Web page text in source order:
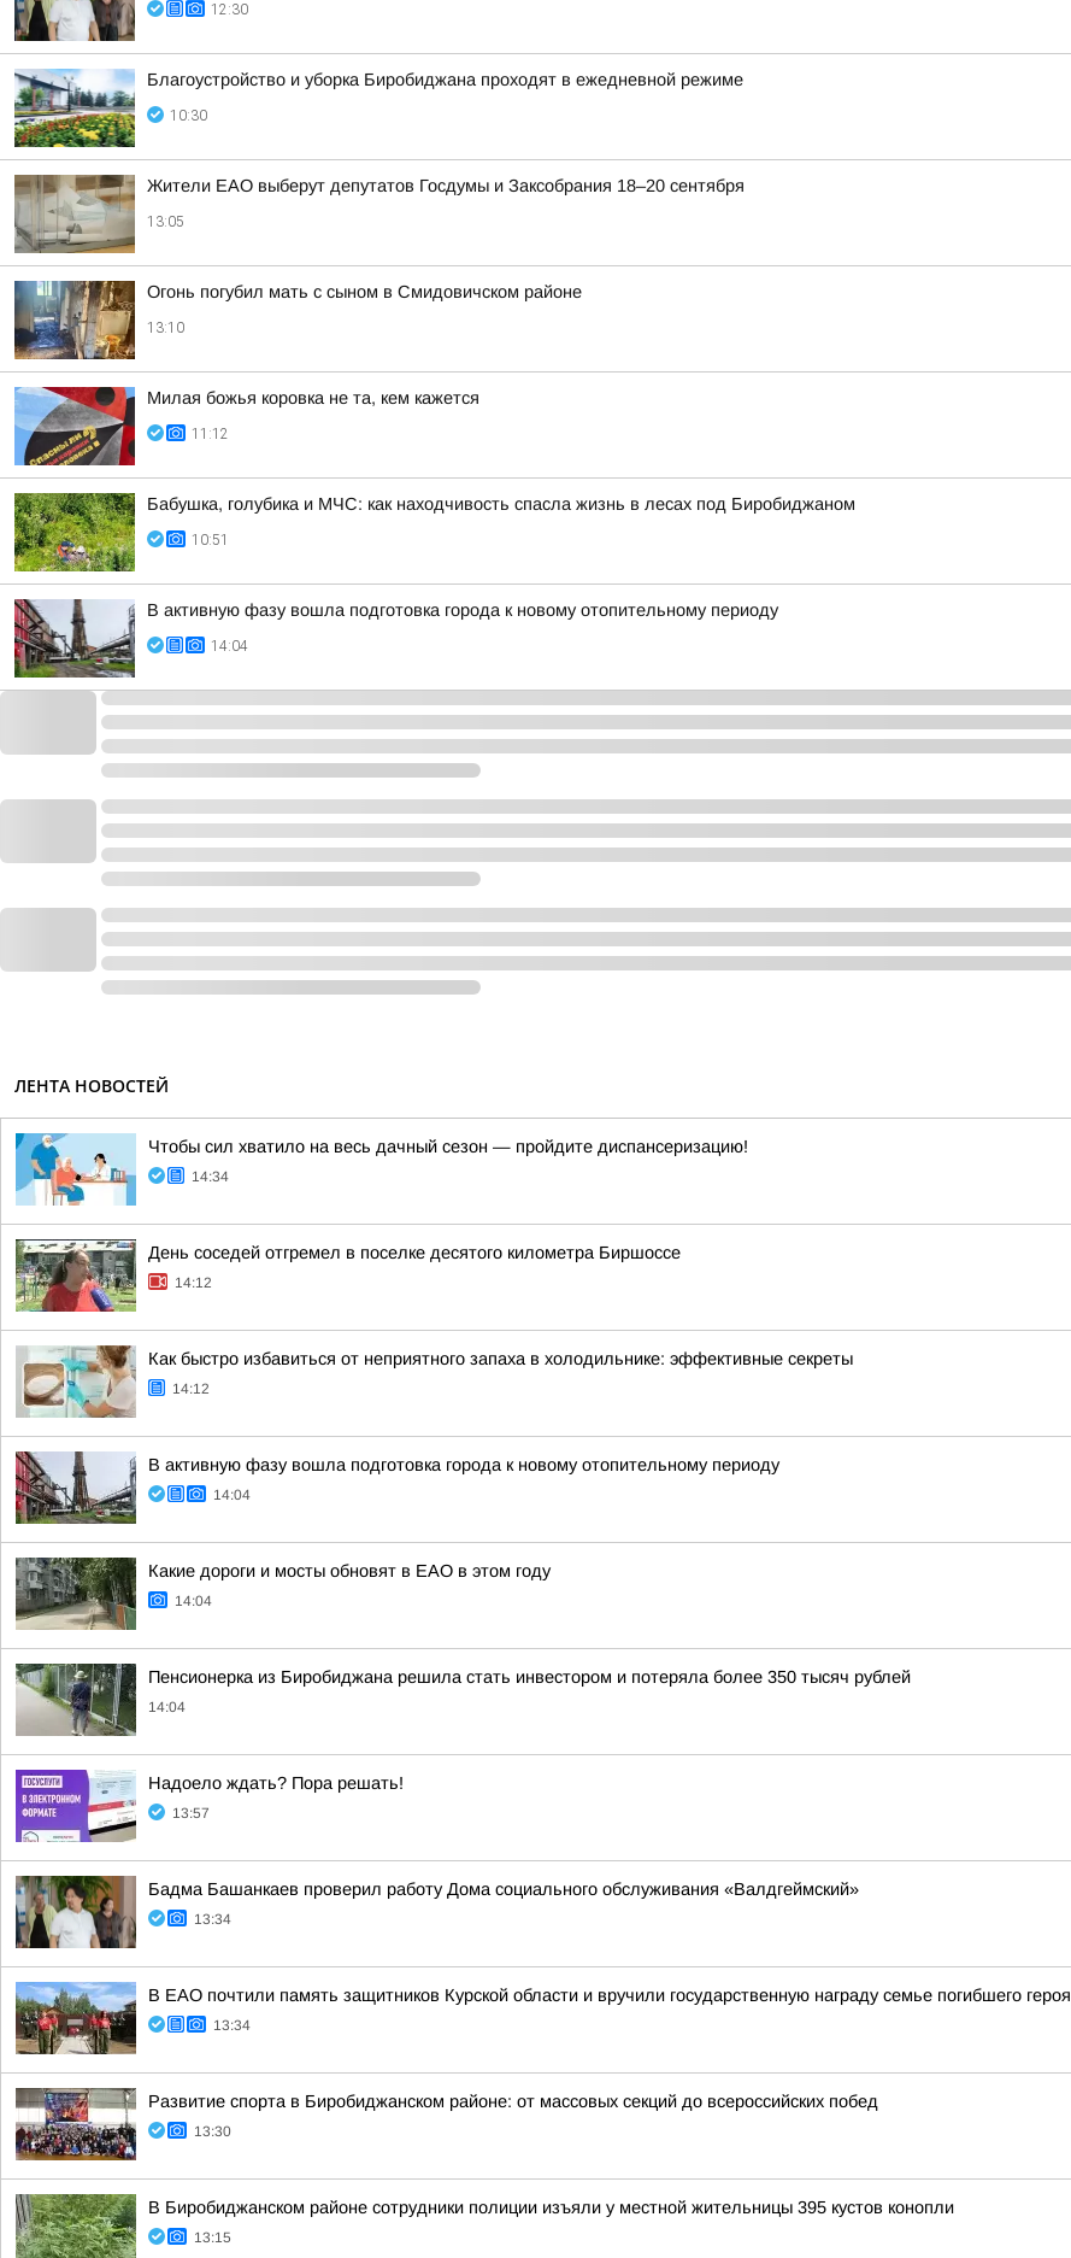
12:30
Благоустройство и уборка Биробиджана проходят в ежедневной режиме
10:30
Жители ЕАО выберут депутатов Госдумы и Заксобрания 18–20 сентября
13:05
Огонь погубил мать с сыном в Смидовичском районе
13:10
Милая божья коровка не та, кем кажется
11:12
Бабушка, голубика и МЧС: как находчивость спасла жизнь в лесах под Биробиджаном
10:51
В активную фазу вошла подготовка города к новому отопительному периоду
14:04
ЛЕНТА НОВОСТЕЙ
Чтобы сил хватило на весь дачный сезон — пройдите диспансеризацию!
14:34
День соседей отгремел в поселке десятого километра Биршоссе
14:12
Как быстро избавиться от неприятного запаха в холодильнике: эффективные секреты
14:12
В активную фазу вошла подготовка города к новому отопительному периоду
14:04
Какие дороги и мосты обновят в ЕАО в этом году
14:04
Пенсионерка из Биробиджана решила стать инвестором и потеряла более 350 тысяч рублей
14:04
Надоело ждать? Пора решать!
13:57
Бадма Башанкаев проверил работу Дома социального обслуживания «Валдгеймский»
13:34
В ЕАО почтили память защитников Курской области и вручили государственную награду семье погибшего героя
13:34
Развитие спорта в Биробиджанском районе: от массовых секций до всероссийских побед
13:30
В Биробиджанском районе сотрудники полиции изъяли у местной жительницы 395 кустов конопли
13:15